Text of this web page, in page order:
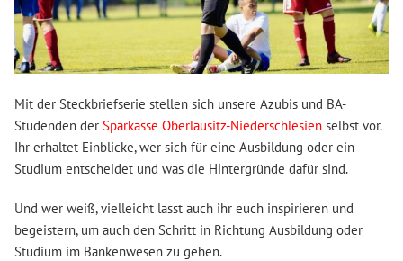
Mit der Steckbriefserie stellen sich unsere Azubis und BA-
Studenden der Sparkasse Oberlausitz-Niederschlesienselbst vor.
Ihr erhaltet Einblicke, wer sich für eine Ausbildung oder ein
Studium entscheidet und was die Hintergründe dafür sind.
Und wer weiß, vielleicht lasst auch ihr euch inspirieren und
begeistern, um auch den Schritt in Richtung Ausbildung oder
Studium im Bankenwesen zu gehen.